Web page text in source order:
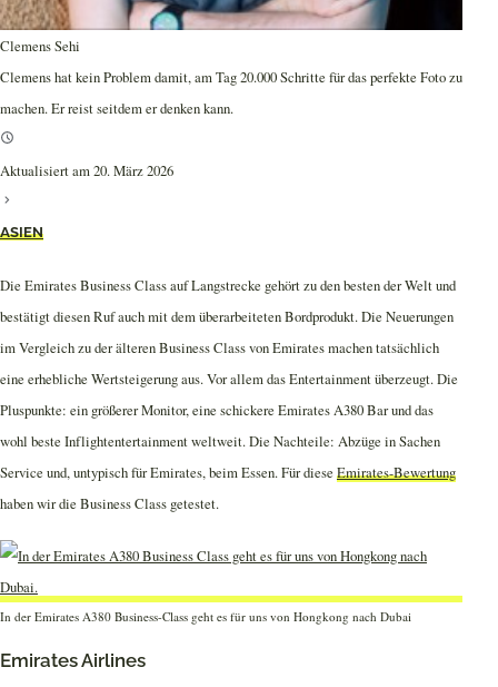
Clemens Sehi
Clemens hat kein Problem damit, am Tag 20.000 Schritte für das perfekte Foto zu
machen. Er reist seitdem er denken kann.
Aktualisiert am 20. März 2026
ASIEN
Die Emirates Business Class auf Langstrecke gehört zu den besten der Welt und
bestätigt diesen Ruf auch mit dem überarbeiteten Bordprodukt. Die Neuerungen
im Vergleich zu der älteren Business Class von Emirates machen tatsächlich
eine erhebliche Wertsteigerung aus. Vor allem das Entertainment überzeugt. Die
Pluspunkte: ein größerer Monitor, eine schickere Emirates A380 Bar und das
wohl beste Inflightentertainment weltweit. Die Nachteile: Abzüge in Sachen
Service und, untypisch für Emirates, beim Essen. Für diese Emirates-Bewertung
haben wir die Business Class getestet.
In der Emirates A380 Business-Class geht es für uns von Hongkong nach Dubai
Emirates Airlines